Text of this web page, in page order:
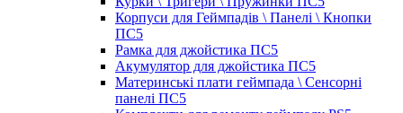
Корпуси для Геймпадів \ Панелі \ Кнопки
ПС5
Рамка для джойстика ПС5
Акумулятор для джойстика ПС5
Материнські плати геймпада \ Сенсорні
панелі ПС5